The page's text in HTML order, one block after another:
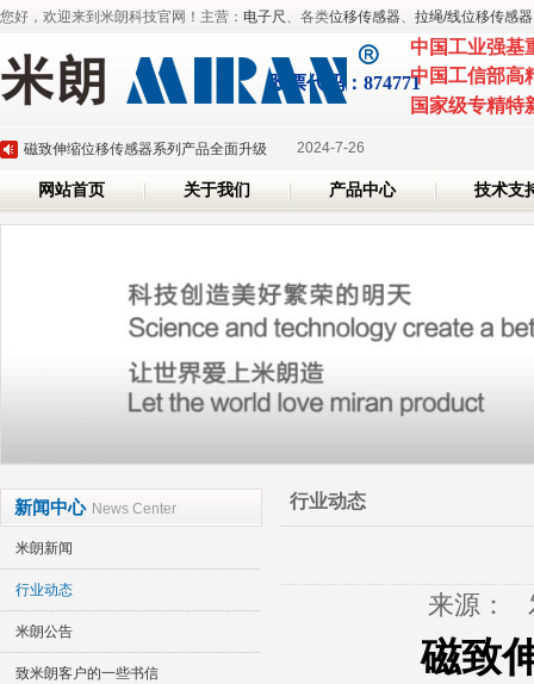
您好，欢迎来到米朗科技官网！主营： 电子尺 、各类位移传感器、 拉绳/线位移传感器
股票代 码：874771
中国工业强基
中国工信部高
国家级专精特
深圳市米朗科技有限公司展会邀请：CHINAPLAS 2025 国际橡塑展 2025-3-
米朗即将参加2025年深圳国际传感器与应用技术展览会 2025-3-6
磁致伸缩位移传感器系列产品全面升级 2024-7-26
米朗科技荣任湖北省传感器行业协会副会长单位证书 2024-6-7
深圳市米朗科技有限公司展会邀请：CHINAPLAS 2025 国际橡塑展
米朗即将参加2025年深圳国际传感器与应用技术展览会 2025-3-6
磁致伸缩位移传感器系列产品全面升级 2024-7-26
米朗科技荣任湖北省传感器行业协会副会长单位证书 2024-6-7
网站首页 关于我们 产品中心 技术支
新闻中心 News Center
米朗新闻
行业动态
米朗公告
致米朗客户的一些书信
行业动态
来源：
磁致